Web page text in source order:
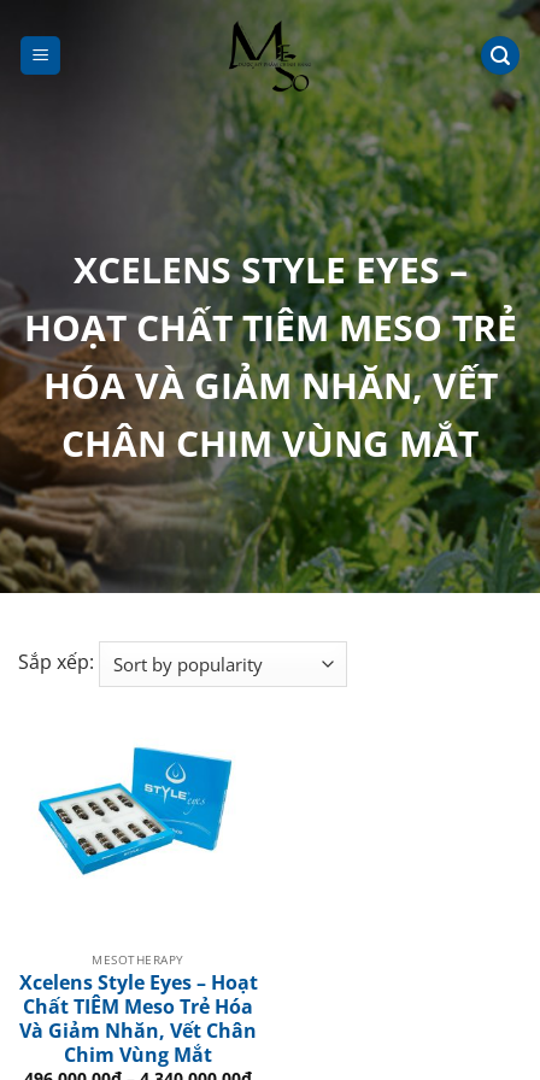
đến
nội
XCELENS STYLE EYES –
HOẠT CHẤT TIÊM MESO TRẺ
HÓA VÀ GIẢM NHĂN, VẾT
CHÂN CHIM VÙNG MẮT
Sắp xếp:
MESOTHERAPY
Xcelens Style Eyes – Hoạt
Chất TIÊM Meso Trẻ Hóa
Và Giảm Nhăn, Vết Chân
Chim Vùng Mắt